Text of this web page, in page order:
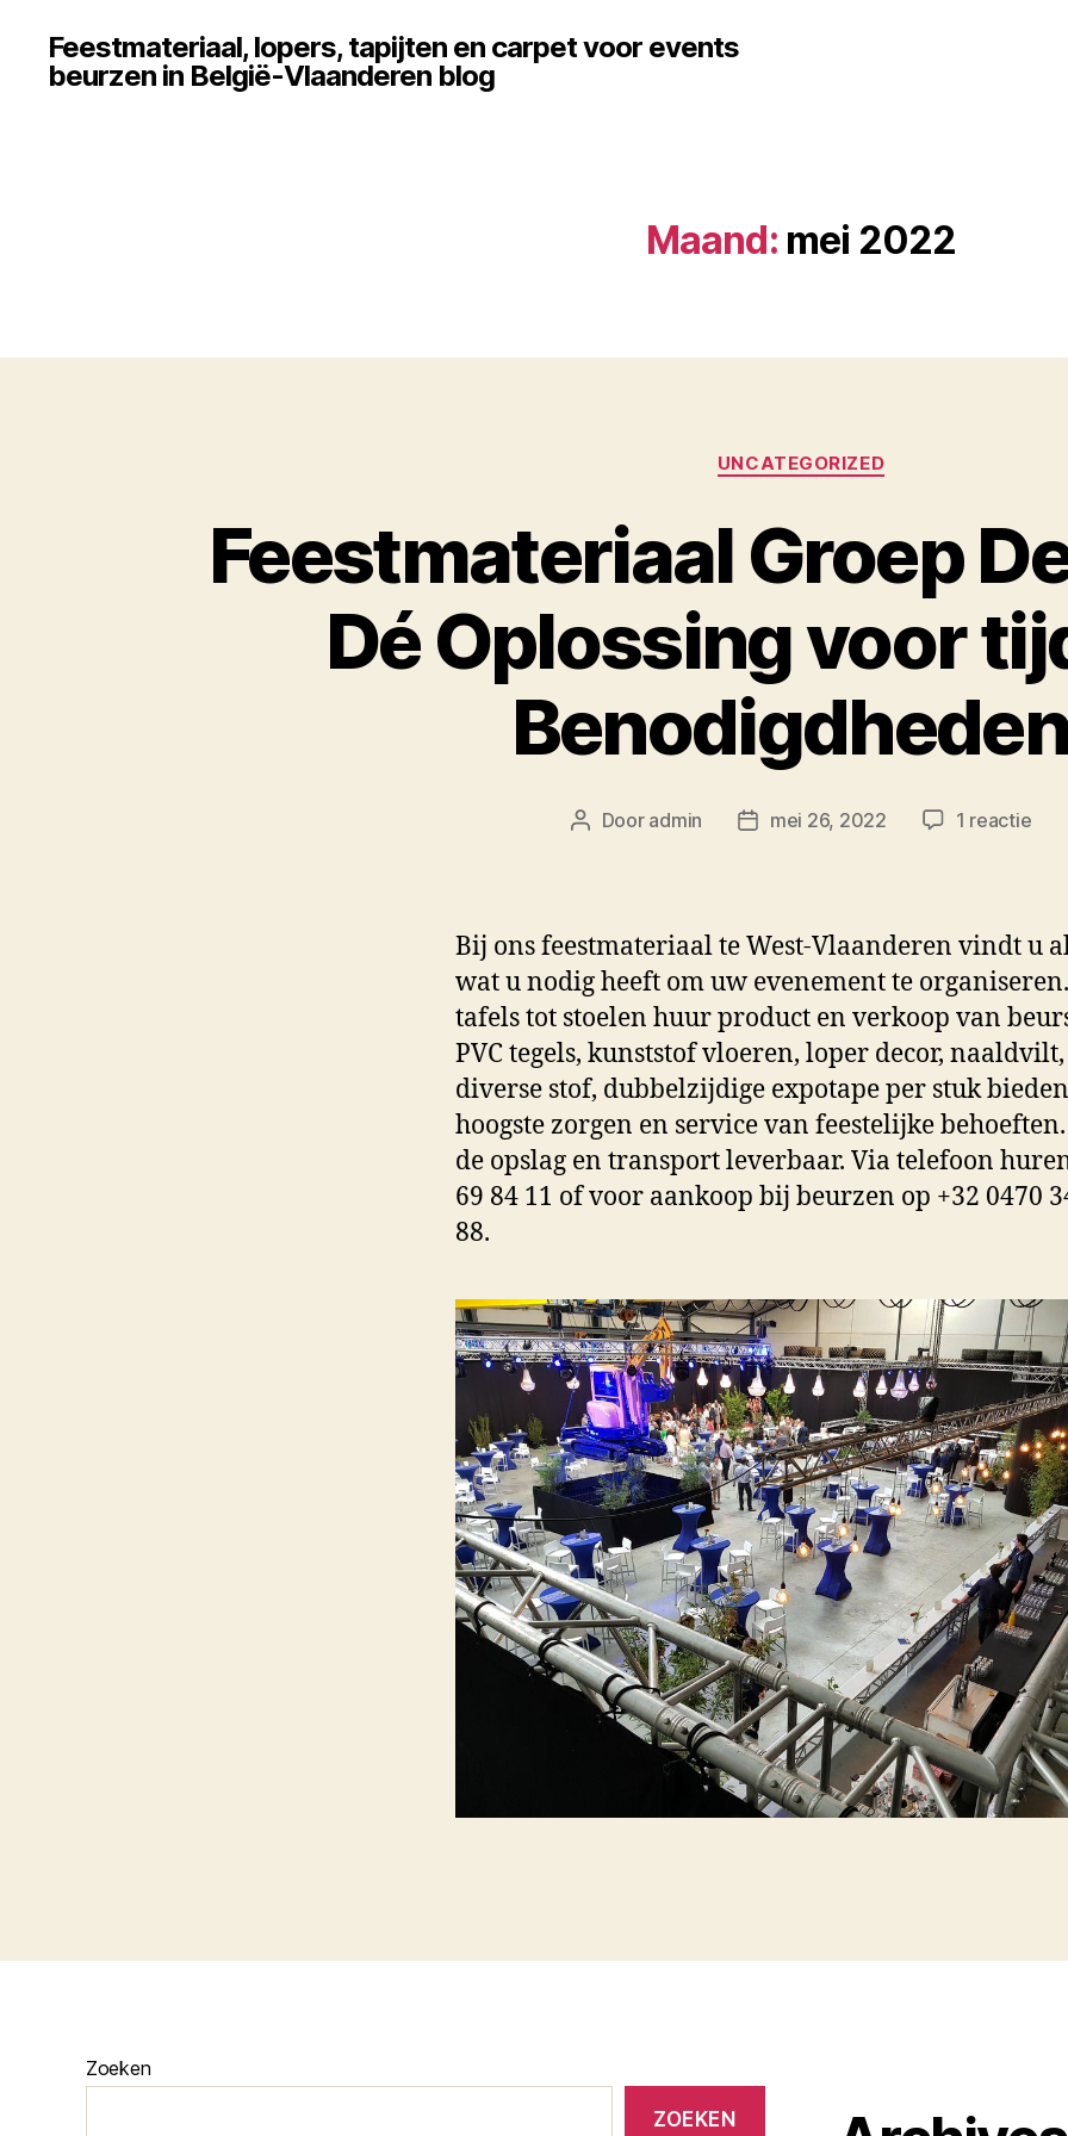
Feestmateriaal, lopers, tapijten en carpet voor events
beurzen in België-Vlaanderen blog
Maand: mei 2022
Categorieën
UNCATEGORIZED
Feestmateriaal Groep
Dé Oplossing voor
Bericht
Door admin Berichtdatum
mei 26, 2022 1 reactieop
voor
Bij ons feestmateriaal te West-Vlaanderen vindt u
wat u nodig heeft om uw evenement te
tafels tot stoelen huur product en verkoop van
PVC tegels, kunststof vloeren, loper decor, naaldvilt,
diverse stof, dubbelzijdige expotape per stuk
hoogste zorgen en service van feestelijke
de opslag en transport leverbaar. Via telefoon
69 84 11 of voor aankoop bij beurzen op +32 0470
88.
Zoeken
ZOEKEN